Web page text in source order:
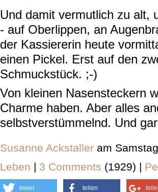
Und damit vermutlich zu alt,
- auf Oberlippen, an
der Kassiererin heute
einen Pickel. Erst auf den
Schmuckstück. ;-)
Von kleinen Nasensteckern
Charme haben. Aber alles
selbstverstümmelnd. Und
Susanne Ackstaller am
Leben | 3 Comments (1929) |
tweet teilen